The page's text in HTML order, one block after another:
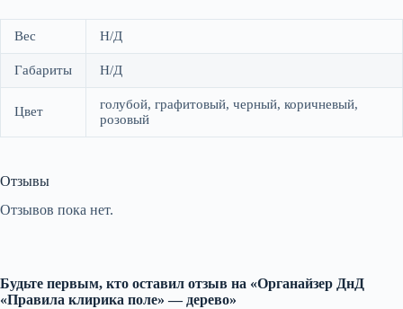
Вес Н/Д
Габариты Н/Д
Цвет
голубой, графитовый, черный, коричневый,
розовый
Отзывы
Отзывов пока нет.
Будьте первым, кто оставил отзыв на «Органайзер ДнД
«Правила клирика поле» — дерево»